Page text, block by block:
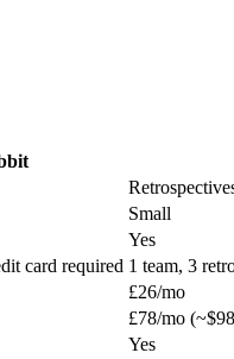
Small
Yes
card required 1 team, 3
£26/mo
£78/mo
Yes